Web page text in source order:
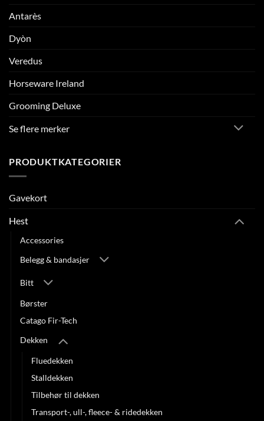
Antarès
Dyòn
Veredus
Horseware Ireland
Grooming Deluxe
Se flere merker
PRODUKTKATEGORIER
Gavekort
Hest
Accessories
Belegg & bandasjer
Bitt
Børster
Catago Fir-Tech
Dekken
Fluedekken
Stalldekken
Tilbehør til dekken
Transport-, ull-, fleece- & ridedekken